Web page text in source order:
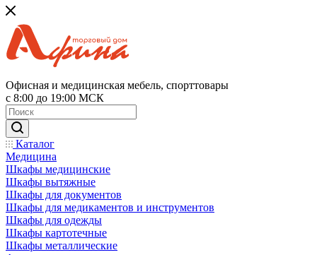
Офисная и медицинская мебель, спорттовары
с 8:00 до 19:00 МСК
Каталог
Медицина
Шкафы медицинские
Шкафы вытяжные
Шкафы для документов
Шкафы для медикаментов и инструментов
Шкафы для одежды
Шкафы картотечные
Шкафы металлические